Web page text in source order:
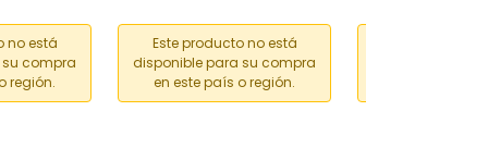
no está
compra
región.
Este producto no está
disponible para su compra
en este país o región.